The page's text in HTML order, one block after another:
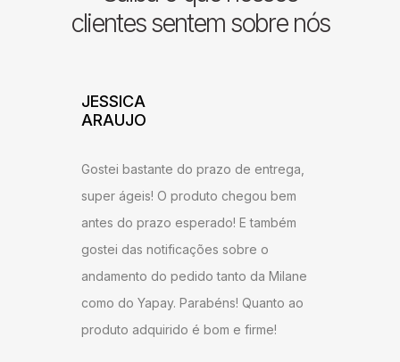
clientes sentem sobre nós
ADILSON
entrega! Estou satisfeito com o produto,
recomendo a todos que desejam ter um
ambiente agradável em sua sala de
estar.